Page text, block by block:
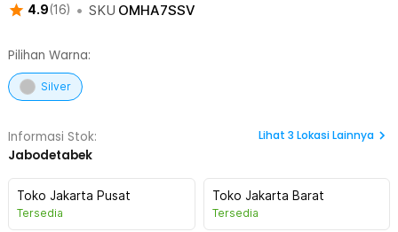
4.9(16) • SKU OMHA7SSV
Pilihan Warna:
Silver
Informasi Stok:
Jabodetabek
Lihat 3 Lokasi Lainnya
Toko Jakarta Pusat
Tersedia
Toko Jakarta Barat
Tersedia